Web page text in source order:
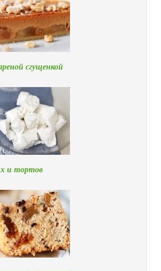
сгущенкой
и тортов